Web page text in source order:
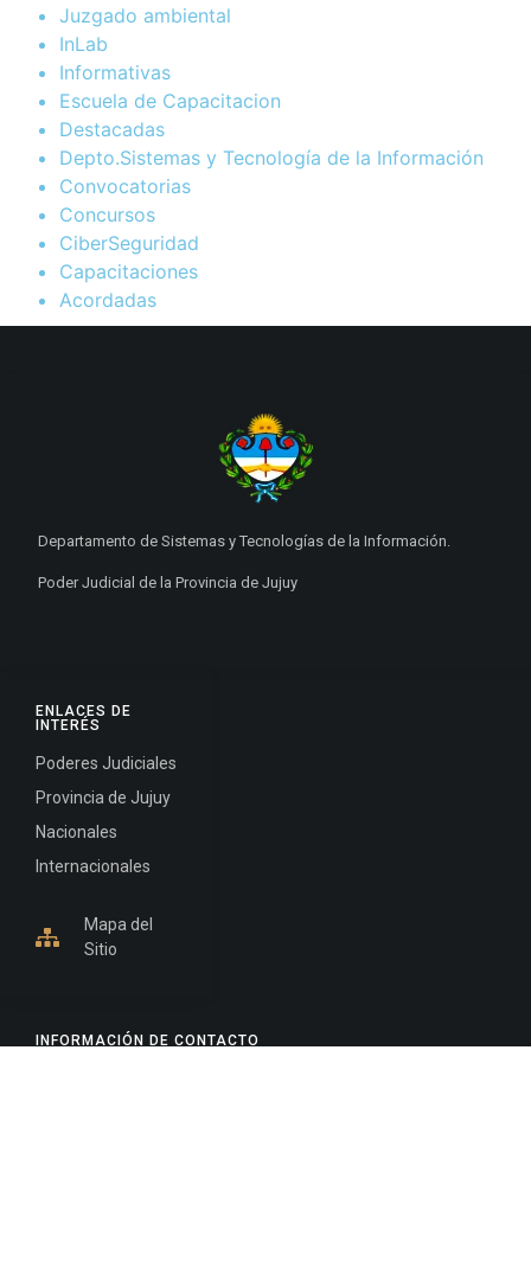
Juzgado ambiental
InLab
Informativas
Escuela de Capacitacion
Destacadas
Depto.Sistemas y Tecnología de la Información
Convocatorias
Concursos
CiberSeguridad
Capacitaciones
Acordadas
INFORMACIÓN DE CONTACTO
ENLACES DE
INTERÉS
Poderes Judiciales
Provincia de Jujuy
Nacionales
Internacionales
Mapa del
Sitio
Departamento de Sistemas y Tecnologías de la Información.
Poder Judicial de la Provincia de Jujuy